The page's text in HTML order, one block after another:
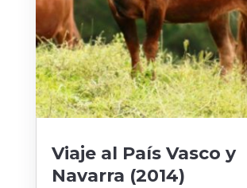
Viaje al País Vasco y
Navarra (2014)